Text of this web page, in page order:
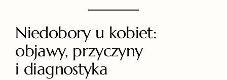
Niedobory u kobiet:
objawy, przyczyny
i diagnostyka